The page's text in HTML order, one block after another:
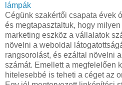
lámpák
Cégünk szakértői csapata évek
és megtapasztaltuk, hogy
marketing eszköz a vállalatok
növelni a weboldal
rangsorolást, és ezáltal növelni
számát. Emellett a megfelelően
hitelesebbé is teheti a céget az